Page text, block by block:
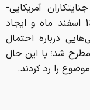
آمریکایی-
صهیونیستی به مخازن نفتی تهران در 16 اسفند ماه و ایجاد
درباره احتمال
شد؛ با این حال
را رد کردند.